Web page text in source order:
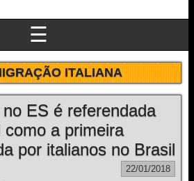
☰
ITALIANA
ES é referendada
como a primeira
por italianos no Brasil
22/01/2018